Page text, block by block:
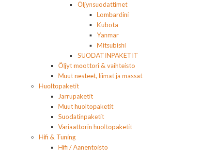
Öljynsuodattimet
Lombardini
Kubota
Yanmar
Mitsubishi
SUODATINPAKETIT
Öljyt moottori & vaihteisto
Muut nesteet, liimat ja massat
Huoltopaketit
Jarrupaketit
Muut huoltopaketit
Suodatinpaketit
Variaattorin huoltopaketit
Hifi & Tuning
Hifi / Äänentoisto